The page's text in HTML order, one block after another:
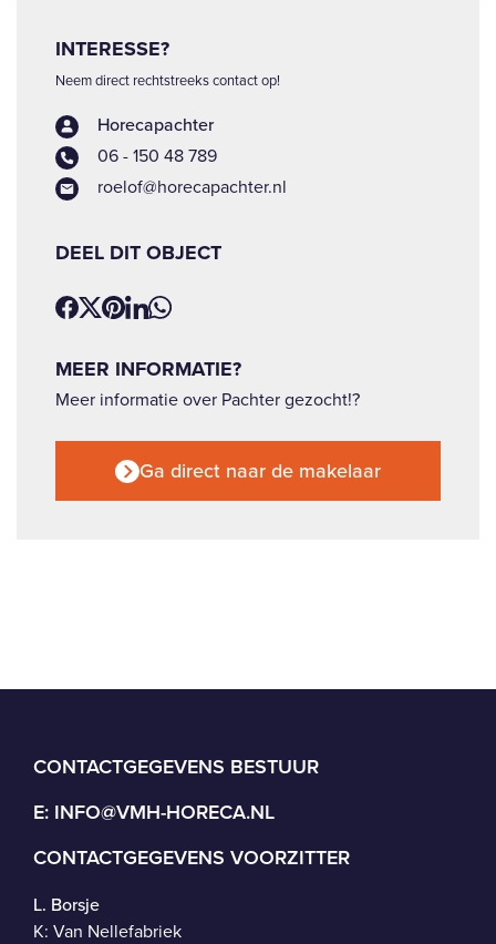
INTERESSE?
Neem direct rechtstreeks contact op!
Horecapachter
06 - 150 48 789
roelof@horecapachter.nl
DEEL DIT OBJECT
MEER INFORMATIE?
Meer informatie over Pachter gezocht!?
Ga direct naar de makelaar
CONTACTGEGEVENS BESTUUR
E: INFO@VMH-HORECA.NL
CONTACTGEGEVENS VOORZITTER
L. Borsje
K: Van Nellefabriek